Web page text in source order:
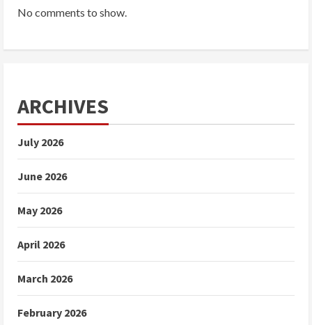
No comments to show.
ARCHIVES
July 2026
June 2026
May 2026
April 2026
March 2026
February 2026